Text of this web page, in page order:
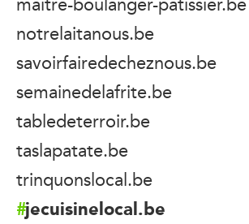
notrelaitanous.be
savoirfairedecheznous.be
semainedelafrite.be
tabledeterroir.be
taslapatate.be
trinquonslocal.be
jecuisinelocal.be